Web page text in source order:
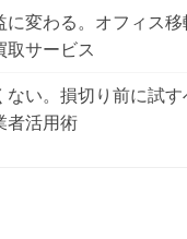
に変わる。オフィス
取サービス
い。損切り前に試す
者活用術